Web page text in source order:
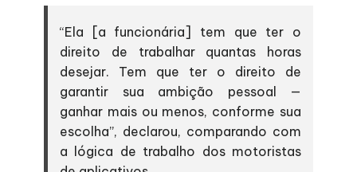
“Ela [a funcionária] tem que ter o
direito de trabalhar quantas horas
desejar. Tem que ter o direito de
garantir sua ambição pessoal —
ganhar mais ou menos, conforme sua
escolha”, declarou, comparando com
a lógica de trabalho dos motoristas